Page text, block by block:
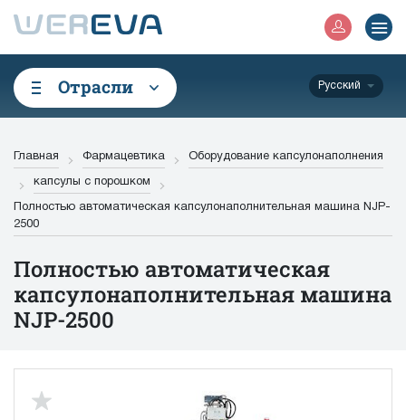
Отрасли Русский
Главная Фармацевтика Оборудование капсулонаполнения
капсулы с порошком
Полностью автоматическая капсулонаполнительная машина NJP-
2500
Полностью автоматическая
капсулонаполнительная машина
NJP-2500